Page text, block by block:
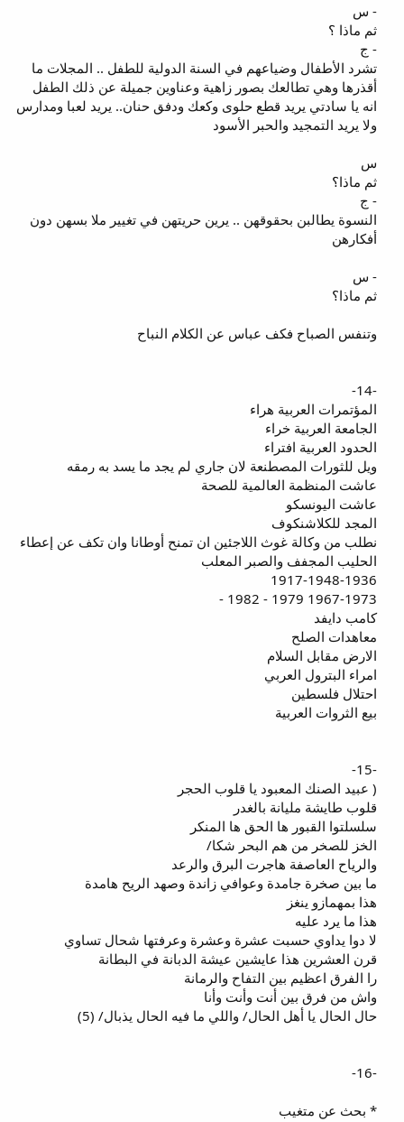
- س
ثم ماذا ؟
- ج
تشرد الأطفال وضياعهم في السنة الدولية للطفل .. المجلات ما
أقذرها وهي تطالعك بصور زاهية وعناوين جميلة عن ذلك الطفل
انه يا سادتي يريد قطع حلوى وكعك ودفق حنان.. يريد لعبا ومدارس
ولا يريد التمجيد والحبر الأسود
س
ثم ماذا؟
- ج
النسوة يطالبن بحقوقهن .. يرين حريتهن في تغيير ملا بسهن دون
أفكارهن
- س
ثم ماذا؟
وتنفس الصباح فكف عباس عن الكلام النباح
-14-
المؤتمرات العربية هراء
الجامعة العربية خراء
الحدود العربية افتراء
ويل للثورات المصطنعة لان جاري لم يجد ما يسد به رمقه
عاشت المنظمة العالمية للصحة
عاشت اليونسكو
المجد للكلاشنكوف
نطلب من وكالة غوث اللاجئين ان تمنح أوطانا وان تكف عن إعطاء
الحليب المجفف والصبر المعلب
1917-1948-1936
1967-1973 1979 - 1982 -
كامب دايفد
معاهدات الصلح
الارض مقابل السلام
امراء البترول العربي
احتلال فلسطين
بيع الثروات العربية
-15-
( عبيد الصنك المعبود يا قلوب الحجر
قلوب طايشة مليانة بالغدر
سلسلتوا القبور ها الحق ها المنكر
الخز للصخر من هم البحر شكا/
والرياح العاصفة هاجرت البرق والرعد
ما بين صخرة جامدة وعوافي زاندة وصهد الريح هامدة
هذا بمهمازو ينغز
هذا ما يرد عليه
لا دوا يداوي حسبت عشرة وعشرة وعرفتها شحال تساوي
قرن العشرين هذا عايشين عيشة الدبانة في البطانة
را الفرق اعظيم بين التفاح والرمانة
واش من فرق بين أنت وأنت وأنا
حال الحال يا أهل الحال/ واللي ما فيه الحال يذبال/ (5)
-16-
* بحث عن متغيب